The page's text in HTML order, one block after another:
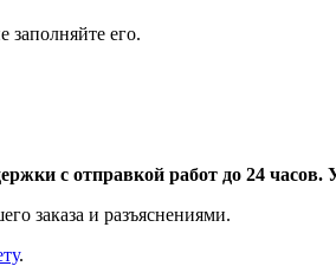
заполняйте его.
с отправкой работ до 24
заказа и разъяснениями.
.